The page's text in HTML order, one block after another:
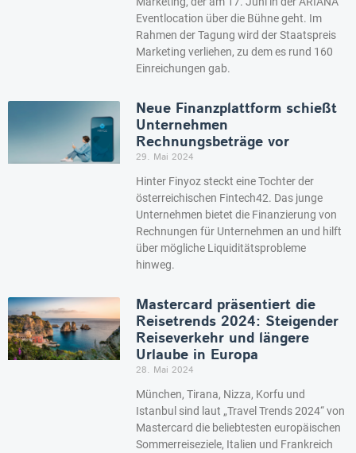
Eventlocation über die Bühne geht. Im
Rahmen der Tagung wird der Staatspreis
Marketing verliehen, zu dem es rund 160
Einreichungen gab.
Neue Finanzplattform schießt
Unternehmen
Rechnungsbeträge vor
29. Mai 2024
Hinter Finyoz steckt eine Tochter der
österreichischen Fintech42. Das junge
Unternehmen bietet die Finanzierung von
Rechnungen für Unternehmen an und hilft
über mögliche Liquiditätsprobleme
hinweg.
Mastercard präsentiert die
Reisetrends 2024: Steigender
Reiseverkehr und längere
Urlaube in Europa
28. Mai 2024
München, Tirana, Nizza, Korfu und
Istanbul sind laut „Travel Trends 2024“ von
Mastercard die beliebtesten europäischen
Sommerreiseziele, Italien und Frankreich